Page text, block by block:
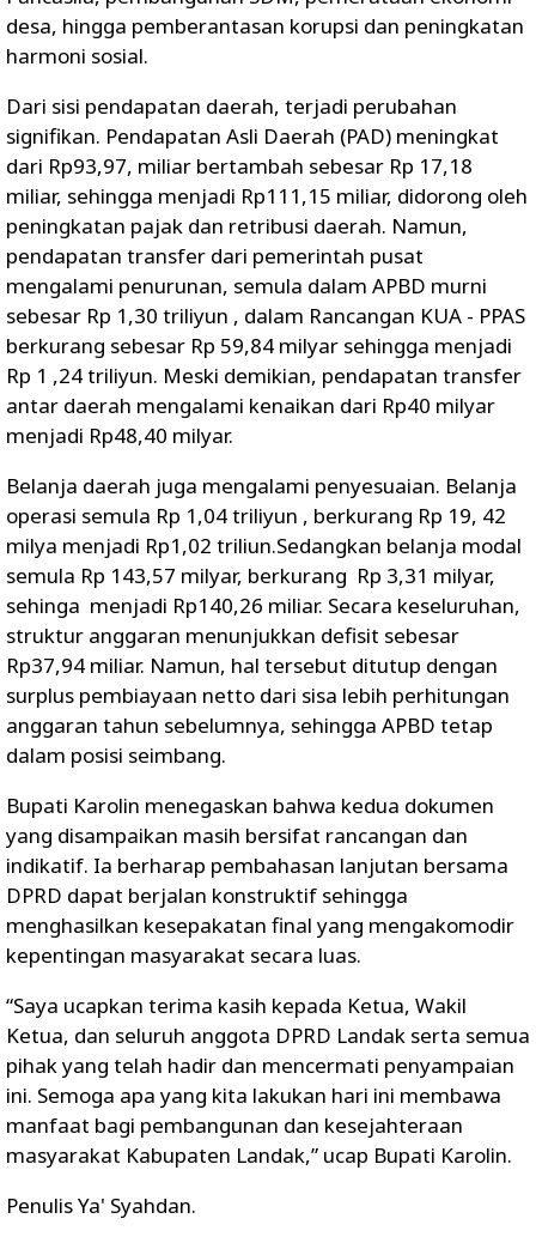
desa, hingga pemberantasan korupsi dan peningkatan
harmoni sosial.
Dari sisi pendapatan daerah, terjadi perubahan
signifikan. Pendapatan Asli Daerah (PAD) meningkat
dari Rp93,97, miliar bertambah sebesar Rp 17,18
miliar, sehingga menjadi Rp111,15 miliar, didorong oleh
peningkatan pajak dan retribusi daerah. Namun,
pendapatan transfer dari pemerintah pusat
mengalami penurunan, semula dalam APBD murni
sebesar Rp 1,30 triliyun , dalam Rancangan KUA - PPAS
berkurang sebesar Rp 59,84 milyar sehingga menjadi
Rp 1 ,24 triliyun. Meski demikian, pendapatan transfer
antar daerah mengalami kenaikan dari Rp40 milyar
menjadi Rp48,40 milyar.
Belanja daerah juga mengalami penyesuaian. Belanja
operasi semula Rp 1,04 triliyun , berkurang Rp 19, 42
milya menjadi Rp1,02 triliun.Sedangkan belanja modal
semula Rp 143,57 milyar, berkurang Rp 3,31 milyar,
sehinga menjadi Rp140,26 miliar. Secara keseluruhan,
struktur anggaran menunjukkan defisit sebesar
Rp37,94 miliar. Namun, hal tersebut ditutup dengan
surplus pembiayaan netto dari sisa lebih perhitungan
anggaran tahun sebelumnya, sehingga APBD tetap
dalam posisi seimbang.
Bupati Karolin menegaskan bahwa kedua dokumen
yang disampaikan masih bersifat rancangan dan
indikatif. Ia berharap pembahasan lanjutan bersama
DPRD dapat berjalan konstruktif sehingga
menghasilkan kesepakatan final yang mengakomodir
kepentingan masyarakat secara luas.
“Saya ucapkan terima kasih kepada Ketua, Wakil
Ketua, dan seluruh anggota DPRD Landak serta semua
pihak yang telah hadir dan mencermati penyampaian
ini. Semoga apa yang kita lakukan hari ini membawa
manfaat bagi pembangunan dan kesejahteraan
masyarakat Kabupaten Landak,” ucap Bupati Karolin.
Penulis Ya' Syahdan.